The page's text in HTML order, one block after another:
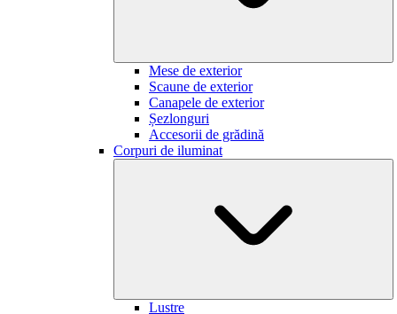
Mese de exterior
Scaune de exterior
Canapele de exterior
Șezlonguri
Accesorii de grădină
Corpuri de iluminat
Lustre